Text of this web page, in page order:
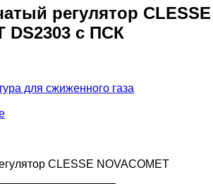
регулятор CLESSE
DS2303 с ПСК
для сжиженного газа
CLESSE NOVACOMET